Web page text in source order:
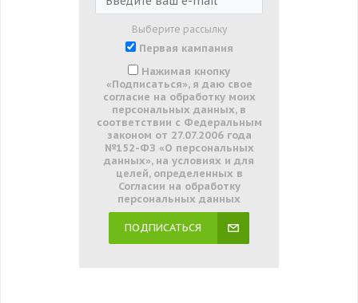
Выберите рассылку
Первая кампания
Нажимая кнопку
«Подписаться», я даю свое
согласие на обработку моих
персональных данных, в
соответствии с Федеральным
законом от 27.07.2006 года
№152-ФЗ «О персональных
данных», на условиях и для
целей, определенных в
Согласии на обработку
персональных данных
ПОДПИСАТЬСЯ